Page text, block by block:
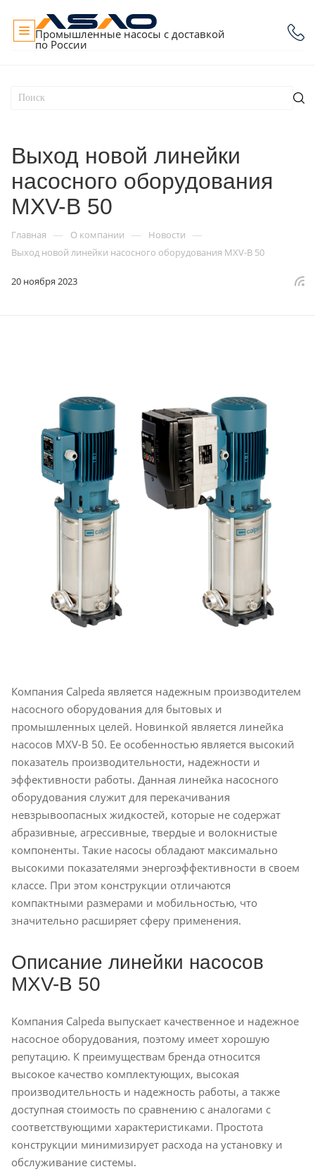
Промышленные насосы с доставкой
по России
Выход новой линейки
насосного оборудования
MXV-B 50
Главная — О компании — Новости —
Выход новой линейки насосного оборудования MXV-B 50
20 ноября 2023
Компания Calpeda является надежным производителем
насосного оборудования для бытовых и
промышленных целей. Новинкой является линейка
насосов MXV-B 50. Ее особенностью является высокий
показатель производительности, надежности и
эффективности работы. Данная линейка насосного
оборудования служит для перекачивания
невзрывоопасных жидкостей, которые не содержат
абразивные, агрессивные, твердые и волокнистые
компоненты. Такие насосы обладают максимально
высокими показателями энергоэффективности в своем
классе. При этом конструкции отличаются
компактными размерами и мобильностью, что
значительно расширяет сферу применения.
Описание линейки насосов
MXV-B 50
Компания Calpeda выпускает качественное и надежное
насосное оборудования, поэтому имеет хорошую
репутацию. К преимуществам бренда относится
высокое качество комплектующих, высокая
производительность и надежность работы, а также
доступная стоимость по сравнению с аналогами с
соответствующими характеристиками. Простота
конструкции минимизирует расхода на установку и
обслуживание системы.